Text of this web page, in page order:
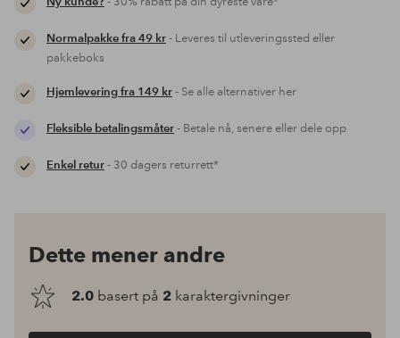
Normalpakke fra 49 kr- Leveres til utleveringssted eller
pakkeboks
Hjemlevering fra 149 kr- Se alle alternativer her
Fleksible betalingsmåter- Betale nå, senere eller dele opp
Enkel retur- 30 dagers returrett*
Dette mener andre
2.0 basert på 2 karaktergivninger